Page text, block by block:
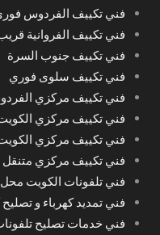
فني تكييف الفردوس
فني تكييف الفروانية
فني تكييف جنوب السرة
فني تكييف سلوى فوري
فني تكييف مركزي
فني تكييف مركزي الكويت
فني تكييف مركزي
فني تكييف مركزي متنقل
فني تلفونات الكويت محل
فني تمديد كهرباء و تصليح
فني خدمات تصليح